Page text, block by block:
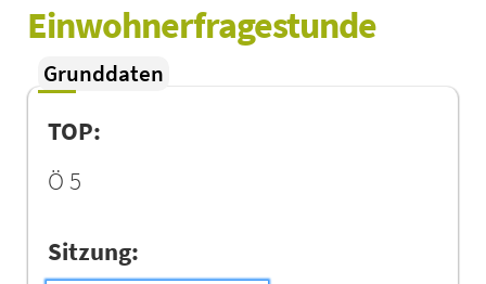
Einwohnerfragestunde
Grunddaten
TOP:
Ö 5
Sitzung: